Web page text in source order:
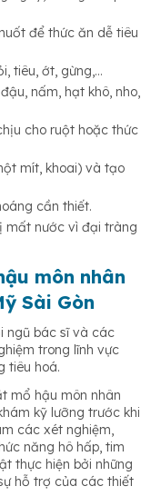
để thức ăn dễ tiêu
tiêu, ớt, gừng,…
nấm, hạt khô, nho,
cho ruột hoặc thức
mít, khoai) và tạo
cần thiết.
mất nước vì đại tràng
môn nhân
Sài Gòn
ngũ bác sĩ và các
trong lĩnh vực
tiêu hoá.
mổ hậu môn nhân
kỹ lưỡng trước khi
các xét nghiệm,
năng hô hấp, tim
thực hiện bởi những
hỗ trợ của các thiết